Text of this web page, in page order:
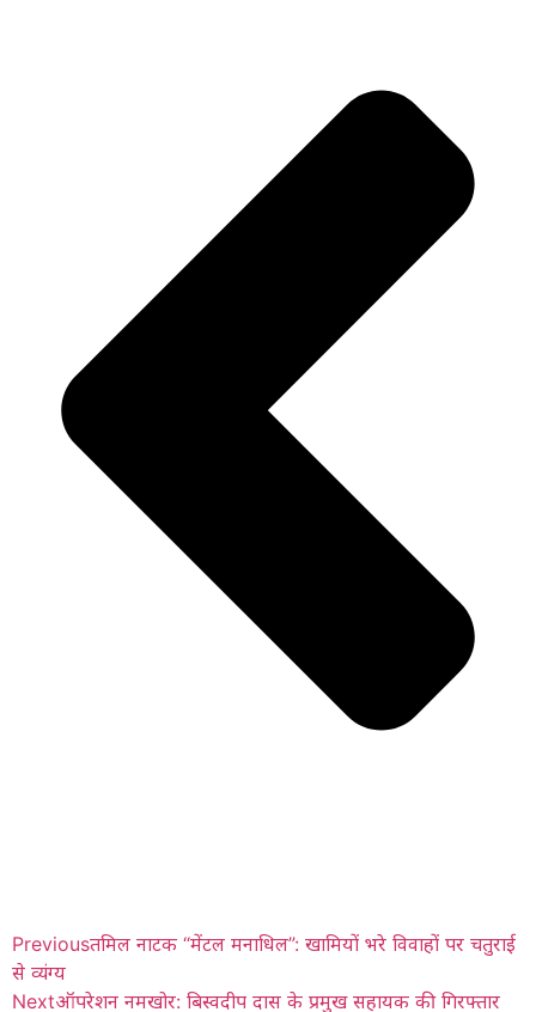
Previousतमिल नाटक “मेंटल मनाधिल”: खामियों भरे विवाहों पर चतुराई
से व्यंग्य
Nextऑपरेशन नमखोर: बिस्वदीप दास के प्रमुख सहायक की गिरफ्तार